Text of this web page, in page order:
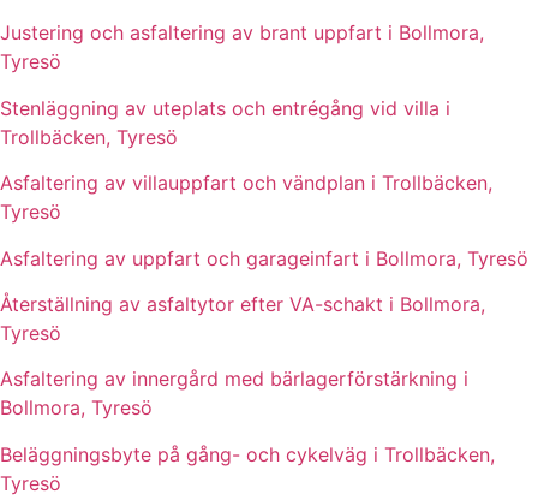
Justering och asfaltering av brant uppfart i Bollmora,
Tyresö
Stenläggning av uteplats och entrégång vid villa i
Trollbäcken, Tyresö
Asfaltering av villauppfart och vändplan i Trollbäcken,
Tyresö
Asfaltering av uppfart och garageinfart i Bollmora, Tyresö
Återställning av asfaltytor efter VA-schakt i Bollmora,
Tyresö
Asfaltering av innergård med bärlagerförstärkning i
Bollmora, Tyresö
Beläggningsbyte på gång- och cykelväg i Trollbäcken,
Tyresö